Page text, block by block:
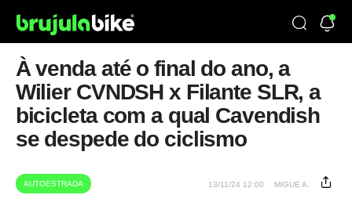
À venda até o final do ano, a
Wilier CVNDSH x Filante SLR, a
bicicleta com a qual Cavendish
se despede do ciclismo
AUTOESTRADA 13/11/24 12:00 MIGUE A.